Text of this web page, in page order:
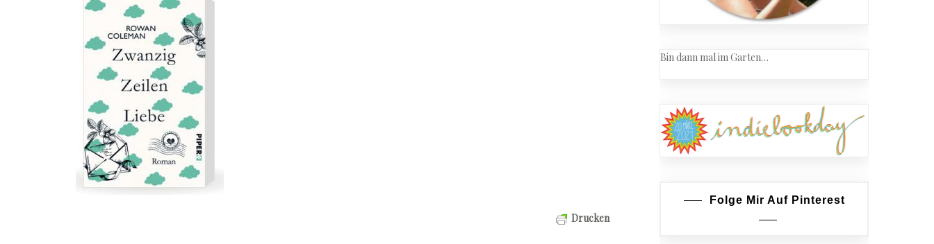
Drucken
Bin dann mal im Garten…
Folge Mir Auf Pinterest